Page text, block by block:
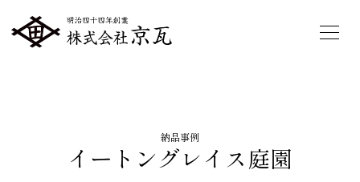
納品事例
イートングレイス庭園